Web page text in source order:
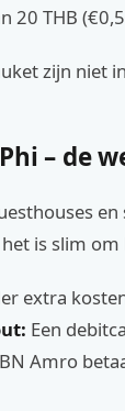
20 THB
zijn niet
– de
is slim
extra
Een
Amro